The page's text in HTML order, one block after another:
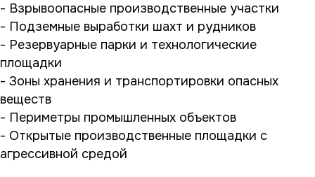
- Взрывоопасные производственные участки
- Подземные выработки шахт и рудников
- Резервуарные парки и технологические
площадки
- Зоны хранения и транспортировки опасных
веществ
- Периметры промышленных объектов
- Открытые производственные площадки с
агрессивной средой